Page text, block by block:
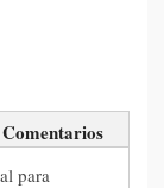
Comentarios
para